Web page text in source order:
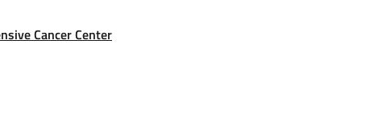
Cancer Center